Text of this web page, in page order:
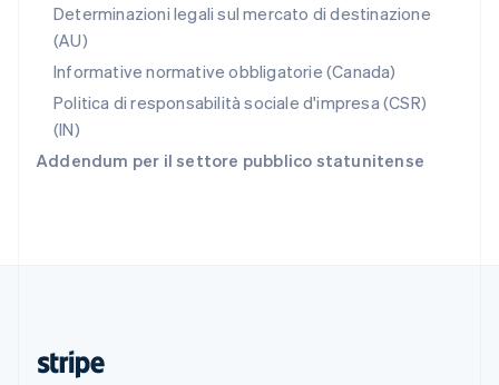
Determinazioni legali sul mercato di destinazione
(AU)
Informative normative obbligatorie (Canada)
Politica di responsabilità sociale d'impresa (CSR)
(IN)
Addendum per il settore pubblico statunitense
Slovacchia
English
EnglishItaliano
Spagna
Español
EnglishEspañol 简体中文